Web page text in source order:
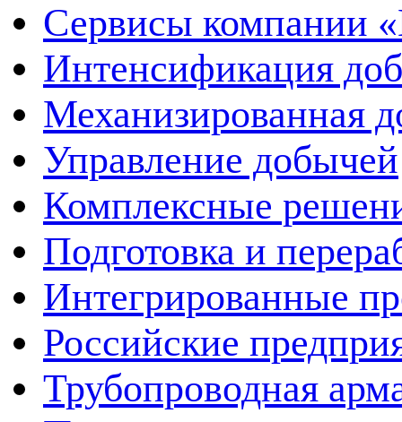
Сервисы компании
Интенсификация
Механизированная
Управление добычей
Комплексные
Подготовка и
Интегрированные
Российские
Трубопроводная